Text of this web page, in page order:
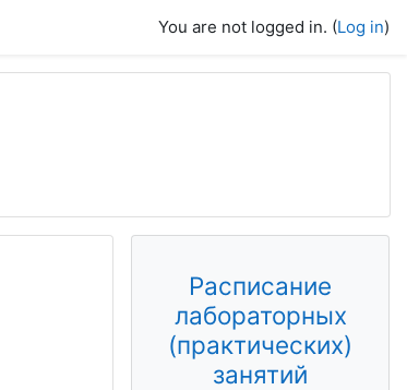
You are not logged in. (Log in)
Расписание
лабораторных
(практических)
занятий